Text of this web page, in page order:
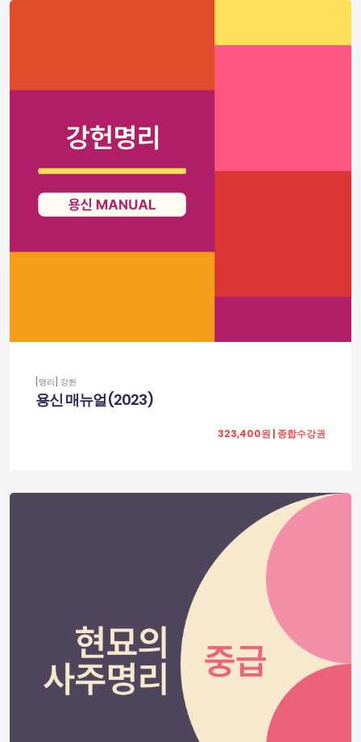
[명리] 강헌
용신 매뉴얼(2023)
323,400원 | 종합수강권